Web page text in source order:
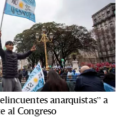
anarquistas” a
al Congreso